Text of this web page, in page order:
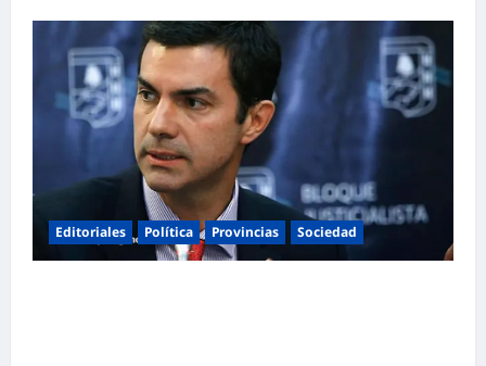
Editoriales Política Provincias Sociedad